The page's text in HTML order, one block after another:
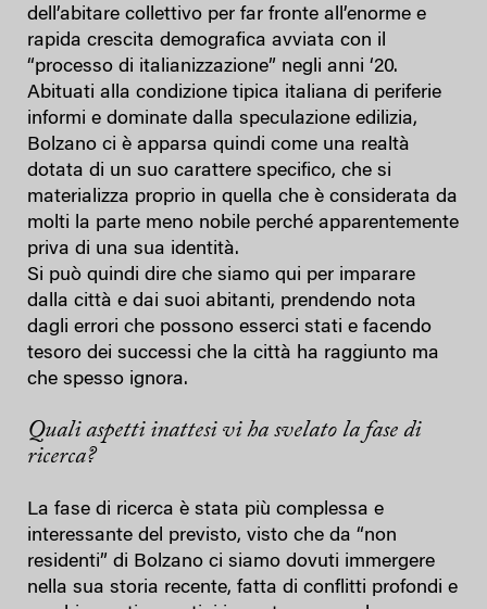
dell’abitare collettivo per far fronte all’enorme e
rapida crescita demografica avviata con il
“processo di italianizzazione” negli anni ‘20.
Abituati alla condizione tipica italiana di periferie
informi e dominate dalla speculazione edilizia,
Bolzano ci è apparsa quindi come una realtà
dotata di un suo carattere specifico, che si
materializza proprio in quella che è considerata da
molti la parte meno nobile perché apparentemente
priva di una sua identità.
Si può quindi dire che siamo qui per imparare
dalla città e dai suoi abitanti, prendendo nota
dagli errori che possono esserci stati e facendo
tesoro dei successi che la città ha raggiunto ma
che spesso ignora.
Quali aspetti inattesi vi ha svelato la fase di
ricerca?
La fase di ricerca è stata più complessa e
interessante del previsto, visto che da “non
residenti” di Bolzano ci siamo dovuti immergere
nella sua storia recente, fatta di conflitti profondi e